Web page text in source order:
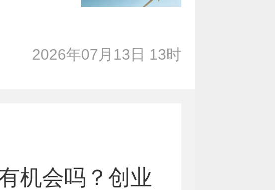
2026年07月13日 13时
机会吗？创业